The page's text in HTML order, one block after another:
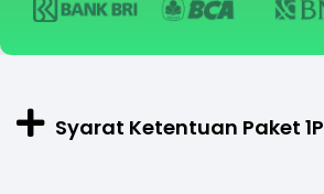
Syarat Ketentuan Paket 1P